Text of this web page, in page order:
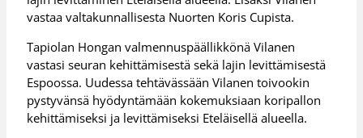
vastaa valtakunnallisesta Nuorten Koris Cupista.
Tapiolan Hongan valmennuspäällikkönä Vilanen
vastasi seuran kehittämisestä sekä lajin levittämisestä
Espoossa. Uudessa tehtävässään Vilanen toivookin
pystyvänsä hyödyntämään kokemuksiaan koripallon
kehittämiseksi ja levittämiseksi Eteläisellä alueella.